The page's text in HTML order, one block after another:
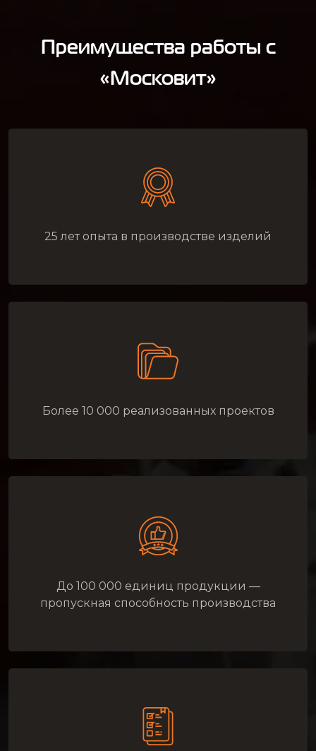
Преимущества работы с
«Московит»
25 лет опыта в производстве изделий
Более 10 000 реализованных проектов
До 100 000 единиц продукции —
пропускная способность производства